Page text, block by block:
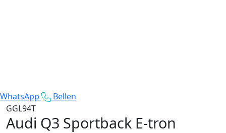
WhatsApp
Bellen
GGL94T
Audi Q3 Sportback E-tron